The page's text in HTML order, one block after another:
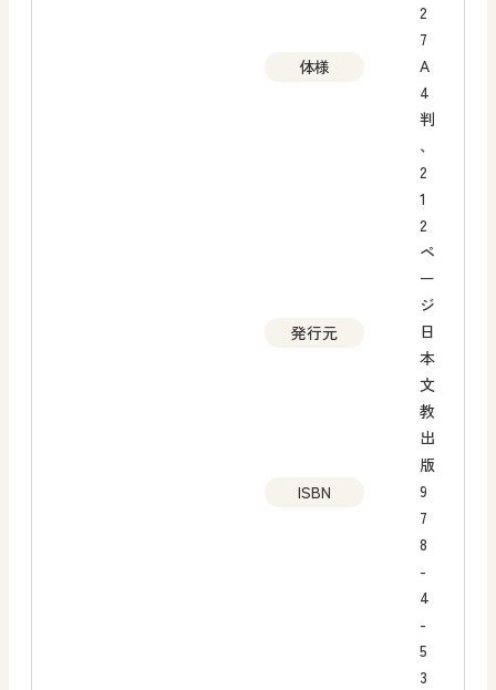
2
7
体様
A
4
判
、
2
1
2
ペ
ー
ジ
発行元
日
本
文
教
出
版
ISBN
9
7
8
-
4
-
5
3